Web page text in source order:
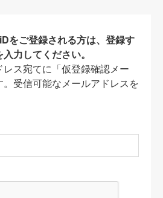
をご登録される方は、登録す
力してください。
ス宛てに「仮登録確認メー
受信可能なメールアドレスを